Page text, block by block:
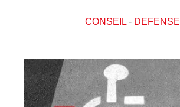
CONSEIL- DEFENSE